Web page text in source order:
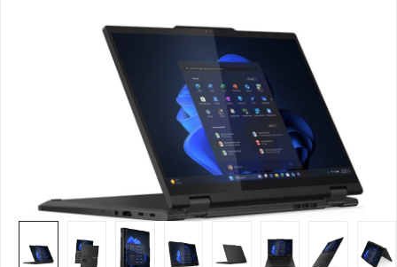
Bildergalerie überspringen